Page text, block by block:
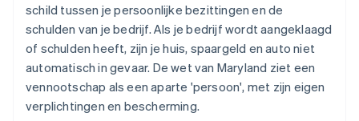
schild tussen je persoonlijke bezittingen en de
schulden van je bedrijf. Als je bedrijf wordt aangeklaagd
of schulden heeft, zijn je huis, spaargeld en auto niet
automatisch in gevaar. De wet van Maryland ziet een
vennootschap als een aparte 'persoon', met zijn eigen
verplichtingen en bescherming.